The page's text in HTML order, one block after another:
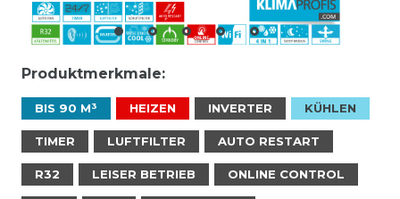
Produktmerkmale:
BIS 90 M³ HEIZEN INVERTER KÜHLEN
TIMER LUFTFILTER AUTO RESTART
R32 LEISER BETRIEB ONLINE CONTROL